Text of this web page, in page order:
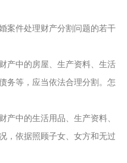
案件处理财产分割问题的若干
产中的房屋、生产资料、生活
务等，应当依法合理分割。 怎
产中的生活用品、生产资料、
，依据照顾子女、女方和无过